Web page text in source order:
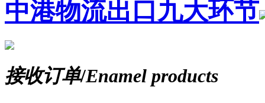
中港物流出口九大环节
接收订单/Enamel products